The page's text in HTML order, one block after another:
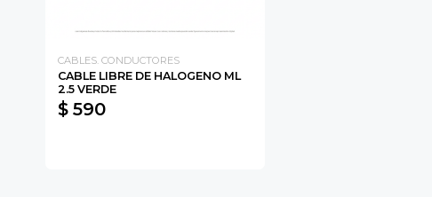
CABLES. CONDUCTORES
CABLE LIBRE DE HALOGENO ML
2.5 VERDE
$ 590